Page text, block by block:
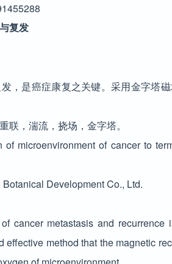
复发
发，是癌症康复之关键。采用金字塔
联，湍流，挠场，金字塔。
of microenvironment of cancer to
Development Co., Ltd.
of cancer metastasis and
effective method that the magnetic